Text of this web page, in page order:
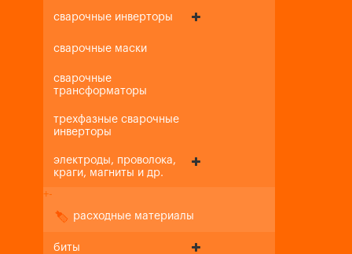
сварочные инверторы
сварочные маски
сварочные
трансформаторы
трехфазные сварочные
инверторы
электроды, проволока,
краги, магниты и др.
+-
расходные материалы
биты